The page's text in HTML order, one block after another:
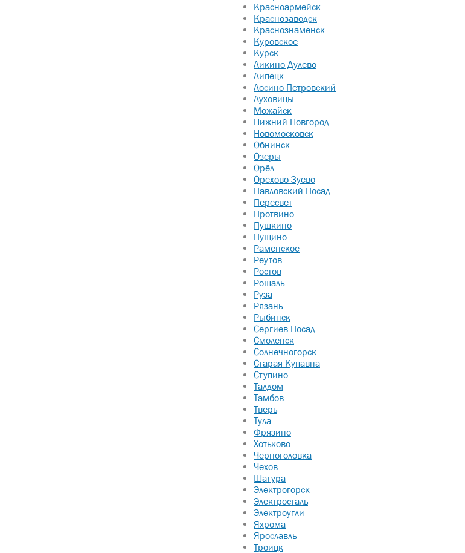
Красноармейск
Краснозаводск
Краснознаменск
Куровское
Курск
Ликино-Дулёво
Липецк
Лосино-Петровский
Луховицы
Можайск
Нижний Новгород
Новомосковск
Обнинск
Озёры
Орёл
Орехово-Зуево
Павловский Посад
Пересвет
Протвино
Пушкино
Пущино
Раменское
Реутов
Ростов
Рошаль
Руза
Рязань
Рыбинск
Сергиев Посад
Смоленск
Солнечногорск
Старая Купавна
Ступино
Талдом
Тамбов
Тверь
Тула
Фрязино
Хотьково
Черноголовка
Чехов
Шатура
Электрогорск
Электросталь
Электроугли
Яхрома
Ярославль
Троицк